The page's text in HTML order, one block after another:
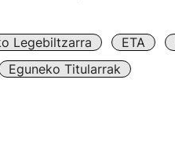
Legebiltzarra ETA
Eguneko Titularrak